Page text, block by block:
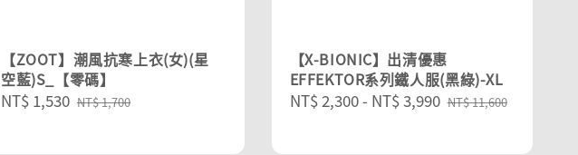
【ZOOT】潮風抗寒上衣(女)(星
空藍)S_【零碼】
Sale
NT$ 1,530 Regular
NT$ 1,700
【X-BIONIC】出清優惠
EFFEKTOR系列鐵人服(黑綠)-XL
Sale
NT$ 2,300- NT$ 3,990 Regular
NT$ 11,600